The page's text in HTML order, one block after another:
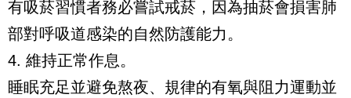
有吸菸習慣者務必嘗試戒菸，因為抽菸會損害肺
部對呼吸道感染的自然防護能力。
4. 維持正常作息。
睡眠充足並避免熬夜、規律的有氧與阻力運動並